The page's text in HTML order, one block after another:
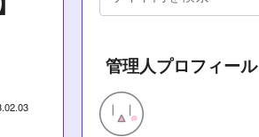
管理人プロフィール